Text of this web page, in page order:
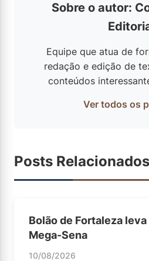
Sobre o autor:
Equipe que atua de
redação e edição de
conteúdos
Ver todos os
Posts Relacionados
Bolão de Fortaleza
Mega-Sena
10/08/2026